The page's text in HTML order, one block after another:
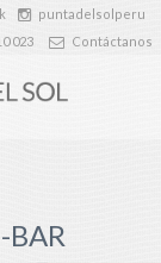
puntadelsolperu
023
Contáctanos
BAR